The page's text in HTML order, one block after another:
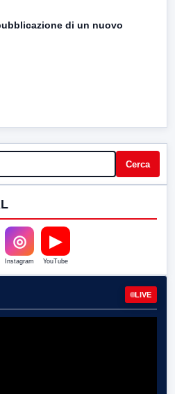
di un nuovo
Cerca
◎
Instagram
▶
YouTube
LIVE